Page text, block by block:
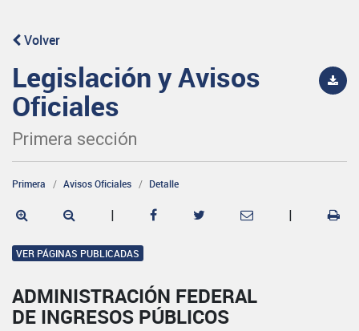
Volver
Legislación y Avisos
Oficiales
Primera sección
Primera Avisos Oficiales Detalle
| |
VER PÁGINAS PUBLICADAS
ADMINISTRACIÓN FEDERAL
DE INGRESOS PÚBLICOS